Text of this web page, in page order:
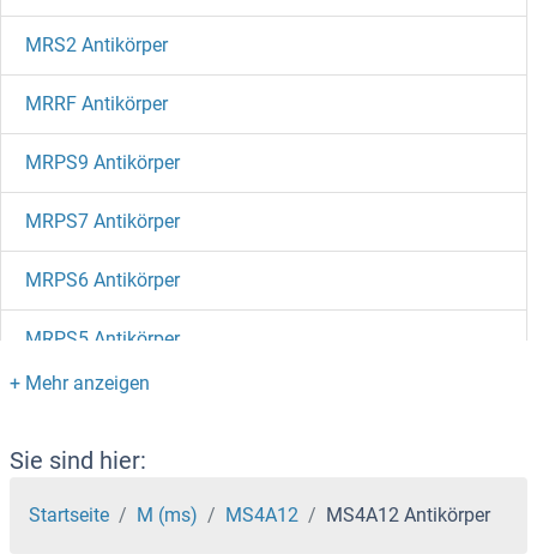
MRS2 Antikörper
MRRF Antikörper
MRPS9 Antikörper
MRPS7 Antikörper
MRPS6 Antikörper
MRPS5 Antikörper
MRPS36 Antikörper
MRPS35 Antikörper
MRPS34 Antikörper
Sie sind hier:
Startseite M (ms) MS4A12 MS4A12 Antikörper